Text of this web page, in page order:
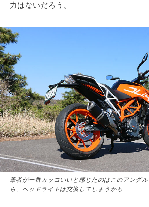
力はないだろう。
筆者が一番カッコいいと感じたのはこのアング
ら、ヘッドライトは交換してしまうかも